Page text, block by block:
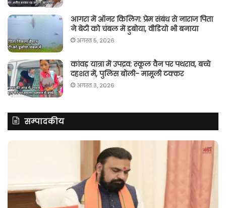
आगरा में ऑनर किलिग़: प्रेम संबंध से नाराज पिता
ने बेटी को चंबल में डुबोया, वीडियो भी बनाया
अगस्त 5, 2026
कांवड़ यात्रा में उपद्रव: स्कूल वैन पर पथराव, बच्चे
दहशत में, पुलिस बोली- मामूली टक्कर
अगस्त 3, 2026
सम्पादकीय